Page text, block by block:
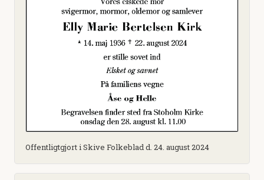
Offentligtgjort i Skive Folkeblad d. 24. august 2024